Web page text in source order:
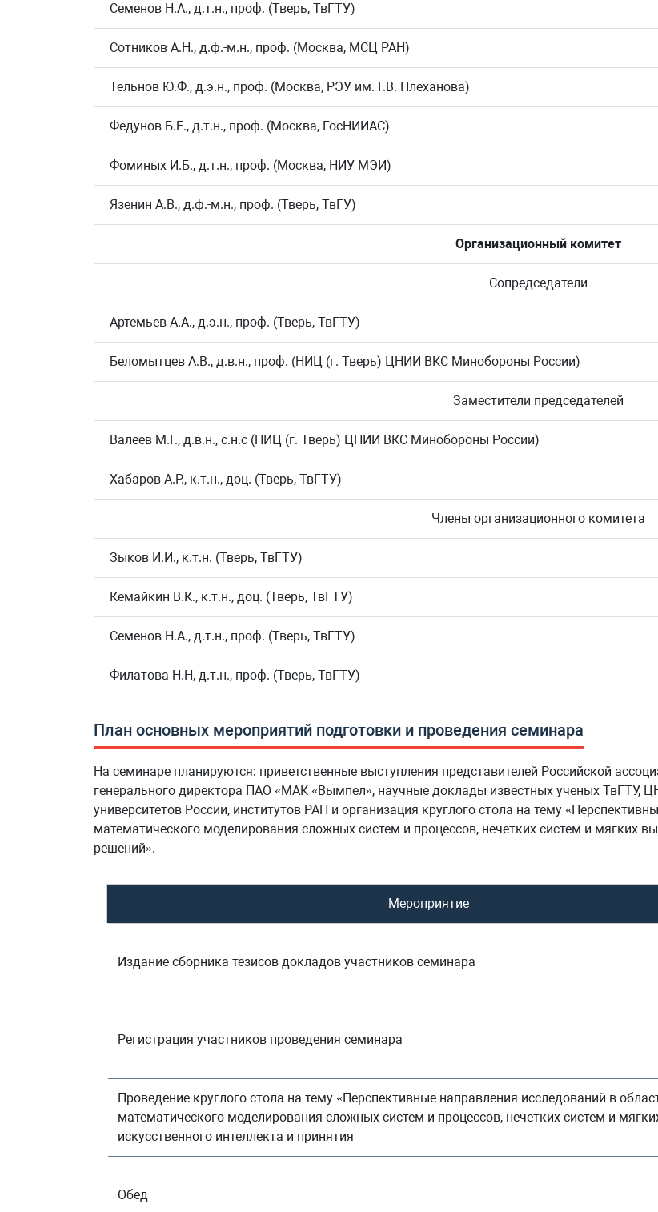
Семенов Н.А., д.т.н., проф. (Тверь, ТвГТУ)
Сотников А.Н., д.ф.-м.н., проф. (Москва, МСЦ РАН)
Тельнов Ю.Ф., д.э.н., проф. (Москва, РЭУ им. Г.В. Плеханова)
Федунов Б.Е., д.т.н., проф. (Москва, ГосНИИАС)
Фоминых И.Б., д.т.н., проф. (Москва, НИУ МЭИ)
Язенин А.В., д.ф.-м.н., проф. (Тверь, ТвГУ)
Организационный комитет
Сопредседатели
Артемьев А.А., д.э.н., проф. (Тверь, ТвГТУ)
Беломытцев А.В., д.в.н., проф. (НИЦ (г. Тверь) ЦНИИ ВКС Минобороны России)
Заместители председателей
Валеев М.Г., д.в.н., с.н.с (НИЦ (г. Тверь) ЦНИИ ВКС Минобороны России)
Хабаров А.Р., к.т.н., доц. (Тверь, ТвГТУ)
Члены организационного комитета
Зыков И.И., к.т.н. (Тверь, ТвГТУ)
Кемайкин В.К., к.т.н., доц. (Тверь, ТвГТУ)
Семенов Н.А., д.т.н., проф. (Тверь, ТвГТУ)
Филатова Н.Н, д.т.н., проф. (Тверь, ТвГТУ)
План основных мероприятий подготовки и проведения семинара
На семинаре планируются: приветственные выступления представителей Российской
генерального директора ПАО «МАК «Вымпел», научные доклады известных ученых
университетов России, институтов РАН и организация круглого стола на тему
математического моделирования сложных систем и процессов, нечетких систем и мягких
решений».
Мероприятие
Издание сборника тезисов докладов участников семинара
Регистрация участников проведения семинара
Проведение круглого стола на тему «Перспективные направления исследований в
математического моделирования сложных систем и процессов, нечетких систем и
искусственного интеллекта и принятия
Обед